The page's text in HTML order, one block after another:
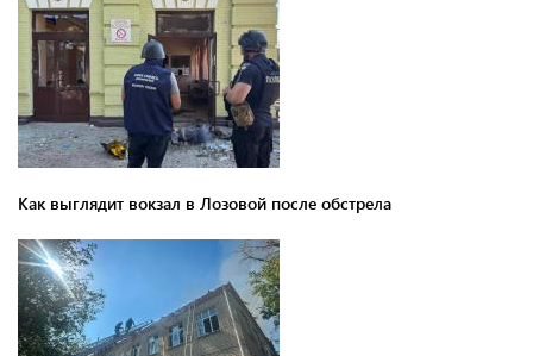
Как выглядит вокзал в Лозовой после обстрела